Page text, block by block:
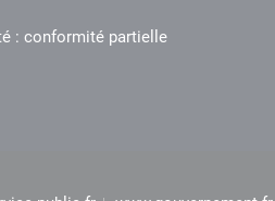
: conformité partielle